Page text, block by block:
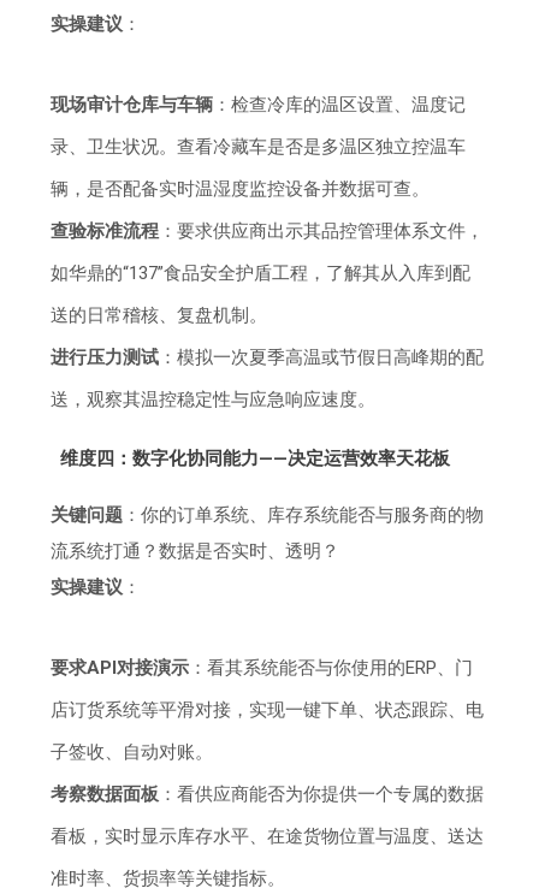
实操建议 ：
现场审计仓库与车辆 ：检查冷库的温区设置、温度记
录、卫生状况。查看冷藏车是否是多温区独立控温车
辆，是否配备实时温湿度监控设备并数据可查。
查验标准流程 ：要求供应商出示其品控管理体系文件，
如华鼎的“137”食品安全护盾工程，了解其从入库到配
送的日常稽核、复盘机制。
进行压力测试 ：模拟一次夏季高温或节假日高峰期的配
送，观察其温控稳定性与应急响应速度。
维度四：数字化协同能力——决定运营效率天花板
关键问题 ：你的订单系统、库存系统能否与服务商的物
流系统打通？数据是否实时、透明？
实操建议 ：
要求API对接演示 ：看其系统能否与你使用的ERP、门
店订货系统等平滑对接，实现一键下单、状态跟踪、电
子签收、自动对账。
考察数据面板 ：看供应商能否为你提供一个专属的数据
看板，实时显示库存水平、在途货物位置与温度、送达
准时率、货损率等关键指标。